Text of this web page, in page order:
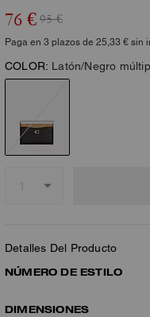
76 € 95 €
Paga en 3 plazos de 25,33 € sin
COLOR: Latón/Negro
Detalles Del Producto
NÚMERO DE ESTILO
DIMENSIONES